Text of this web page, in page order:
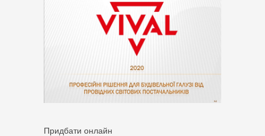
Придбати онлайн